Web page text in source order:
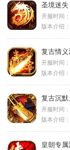
圣境迷失
开服时间：
版本介绍：
复古情义
开服时间：
版本介绍：
复古沉
开服时间：
版本介绍：
皇朝专